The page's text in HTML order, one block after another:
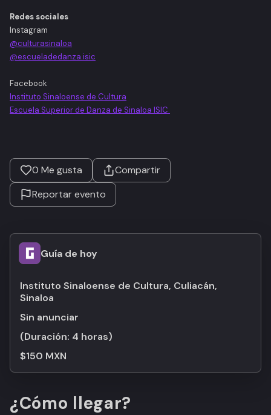
Redes sociales
Instagram
@culturasinaloa
@escueladedanza.isic
Facebook
Instituto Sinaloense de Cultura
Escuela Superior de Danza de Sinaloa ISIC
0 Me gusta
Compartir
Reportar evento
Guía de hoy
Instituto Sinaloense de Cultura, Culiacán,
Sinaloa
Sin anunciar
(Duración: 4 horas)
$150 MXN
¿Cómo llegar?